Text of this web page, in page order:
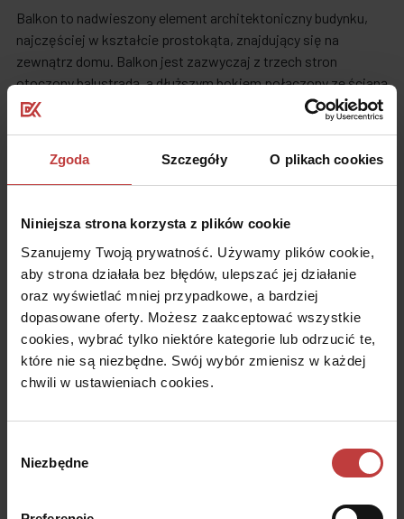
Zgoda Szczegóły O plikach cookies
Niniejsza strona korzysta z plików cookie
Szanujemy Twoją prywatność. Używamy plików cookie,
aby strona działała bez błędów, ulepszać jej działanie
oraz wyświetlać mniej przypadkowe, a bardziej
dopasowane oferty. Możesz zaakceptować wszystkie
cookies, wybrać tylko niektóre kategorie lub odrzucić te,
które nie są niezbędne. Swój wybór zmienisz w każdej
chwili w ustawieniach cookies.
zgody
Niezbędne
Balkon to nadwieszony element architektoniczny budynku,
najczęściej w kształcie prostokąta, znajdujący się na
zewnątrz domu. Balkon jest zazwyczaj z trzech stron
otoczony balustradą, a dłuższym bokiem połączony ze ścianą
budynku. Architekci chętnie korzystają z balkonów, ponieważ
urozmaicają one bryłę budynku i nadają jej lekkości. Z
miejsce wypoczynku na świeżym powietrzu, a także
przestrzeń do przechowywania sprzętu sportowego np.
pojawiać się piaskownice dla dzieci. Trend ten do dziś cieszy
się bardzo dużą popularnością, ponieważ wyjście na balkon
jest dla wielu mam mniej problematyczne niż wyjście na
oddalony od domu plac zabaw. W sezonie letnim balkon
doskonale sprawdza się także do suszenia prania.
Taras
to duża otwarta przestrzeń usytuowana na parterze lub na
budownictwie wielorodzinnym tarasy przylegają do mieszkań
przepiękny widok na panoramę miasta. Ze względu na dużą